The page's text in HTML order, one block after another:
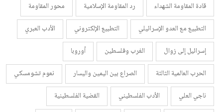
قادة المقاومة الشهداء
رد المقاومة الإسلامية
محور المقاومة
التطبيع مع العدو الإسرائيلي
التطبيع الإلكتروني
الأدب العبري
إسرائيل إلى زوال
الغرب وفلسطين
أوروبا
الحرب العالمية الثالثة
الصراع بين اليمين واليسار
نعوم تشومسكي
ناجي العلي
الأدب الفلسطيني
القضية الفلسطينية